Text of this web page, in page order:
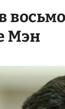
Мэн